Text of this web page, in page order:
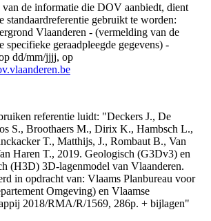
de informatie die DOV aanbiedt, dient
standaardreferentie gebruikt te worden:
Vlaanderen - (vermelding van de
specifieke geraadpleegde gegevens) -
dd/mm/jjjj, op
referentie luidt: "Deckers J., De
S., Broothaers M., Dirix K., Hambsch L.,
T., Matthijs, J., Rombaut B., Van
Haren T., 2019. Geologisch (G3Dv3) en
(H3D) 3D-lagenmodel van Vlaanderen.
in opdracht van: Vlaams Planbureau voor
Omgeving) en Vlaamse
2018/RMA/R/1569, 286p. + bijlagen"